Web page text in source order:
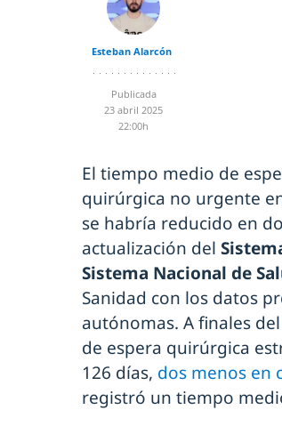
Esteban Alarcón
Publicada
23 abril 2025
22:00h
El tiempo medio de
quirúrgica no urgente
se habría reducido en
actualización del
Sistema Nacional de
Sanidad con los datos
autónomas. A finales
de espera quirúrgica
126 días, dos menos en
registró un tiempo